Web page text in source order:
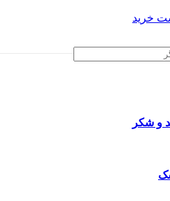
خرید
و شکر